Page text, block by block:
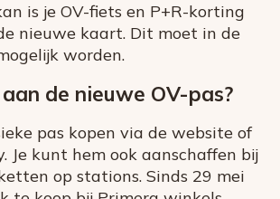
is je OV-fiets en P+R-korting
nieuwe kaart. Dit moet in de
worden.
de nieuwe OV-pas?
pas kopen via de website of
Je kunt hem ook aanschaffen bij
op stations. Sinds 29 mei